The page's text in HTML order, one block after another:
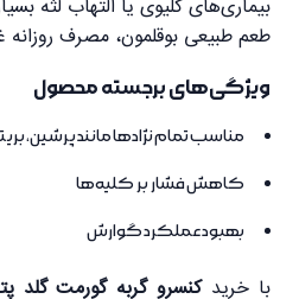
بیماری‌های کلیوی یا التهاب لثه
طعم طبیعی بوقلمون، مصرف روزانه
ویژگی‌های برجسته محصول
مناسب تمام نژادها مانند پرشین،
کاهش فشار بر کلیه‌ها
بهبود عملکرد گوارش
با خریدکنسرو گربه گورمت گلد